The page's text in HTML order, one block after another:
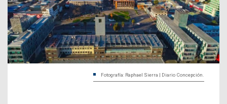
Fotografía: Raphael Sierra | Diario Concepción.